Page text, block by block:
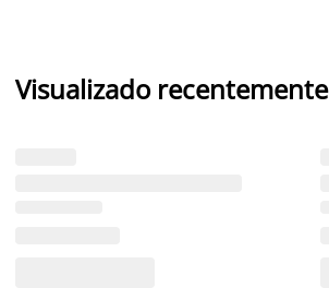
Visualizado recentemente